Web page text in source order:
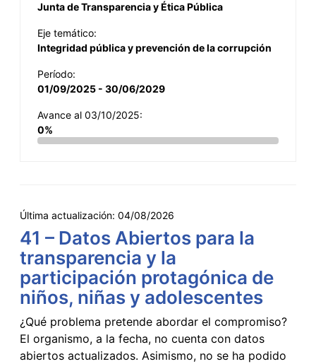
Junta de Transparencia y Ética Pública
Eje temático:
Integridad pública y prevención de la corrupción
Período:
01/09/2025 - 30/06/2029
Avance al 03/10/2025:
0%
Última actualización: 04/08/2026
41 – Datos Abiertos para la
transparencia y la
participación protagónica de
niños, niñas y adolescentes
¿Qué problema pretende abordar el compromiso?
El organismo, a la fecha, no cuenta con datos
abiertos actualizados. Asimismo, no se ha podido